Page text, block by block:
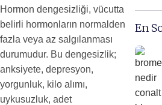
Hormon dengesizliği, vücutta
belirli hormonların normalden
fazla veya az salgılanması
durumudur. Bu dengesizlik;
anksiyete, depresyon,
yorgunluk, kilo alımı,
uykusuzluk, adet
En